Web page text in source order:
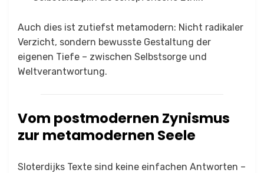
Auch dies ist zutiefst metamodern: Nicht radikaler
Verzicht, sondern bewusste Gestaltung der
eigenen Tiefe – zwischen Selbstsorge und
Weltverantwortung.
Vom postmodernen Zynismus
zur metamodernen Seele
Sloterdijks Texte sind keine einfachen Antworten –